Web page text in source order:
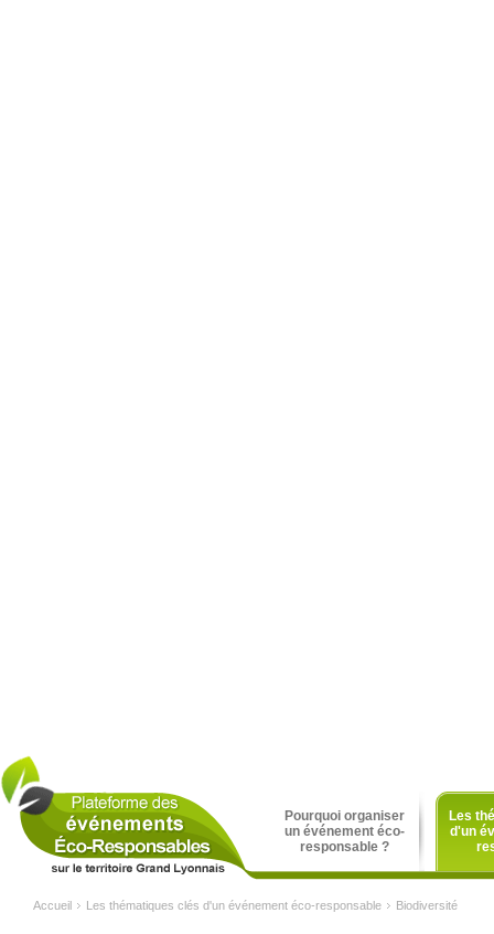
Pourquoi organiser
un événement éco-
responsable ?
Les
d'un
Accueil Les thématiques clés d'un événement éco-responsable Biodiversité